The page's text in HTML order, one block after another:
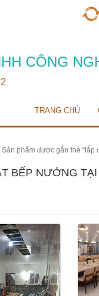
CÔNG
TRANG CHỦ
Sản phẩm được gắn thẻ “lắp
BẾP NƯỚNG TẠI